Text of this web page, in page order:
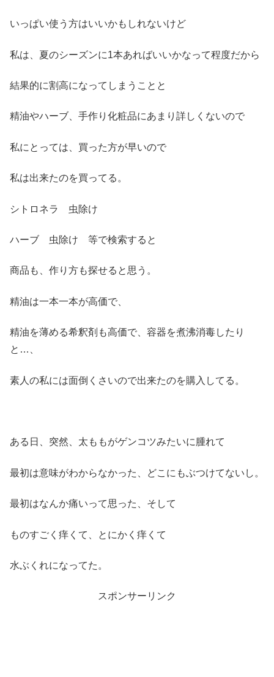
いっぱい使う方はいいかもしれないけど
私は、夏のシーズンに1本あればいいかなって程度だから
結果的に割高になってしまうことと
精油やハーブ、手作り化粧品にあまり詳しくないので
私にとっては、買った方が早いので
私は出来たのを買ってる。
シトロネラ 虫除け
ハーブ 虫除け 等で検索すると
商品も、作り方も探せると思う。
精油は一本一本が高価で、
精油を薄める希釈剤も高価で、容器を煮沸消毒したり
と…、
素人の私には面倒くさいので出来たのを購入してる。
ある日、突然、太ももがゲンコツみたいに腫れて
最初は意味がわからなかった、どこにもぶつけてないし。
最初はなんか痛いって思った、そして
ものすごく痒くて、とにかく痒くて
水ぶくれになってた。
スポンサーリンク